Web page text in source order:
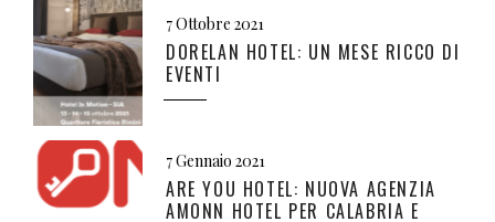
7 Ottobre 2021
DORELAN HOTEL: UN MESE RICCO DI
EVENTI
7 Gennaio 2021
ARE YOU HOTEL: NUOVA AGENZIA
AMONN HOTEL PER CALABRIA E